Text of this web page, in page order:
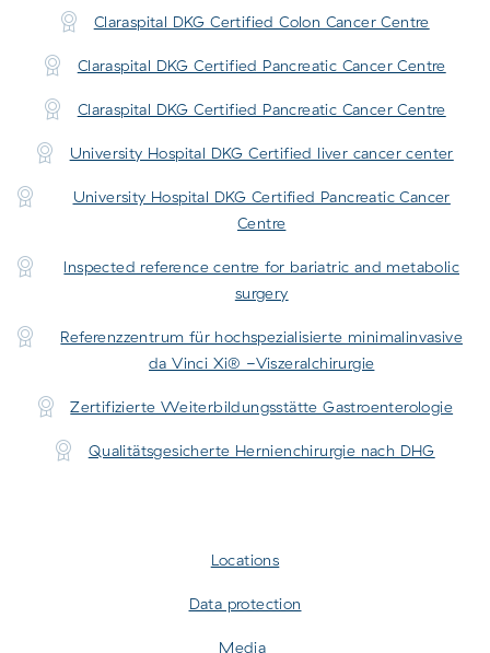
Claraspital DKG Certified Colon Cancer Centre
Claraspital DKG Certified Pancreatic Cancer Centre
Claraspital DKG Certified Pancreatic Cancer Centre
University Hospital DKG Certified liver cancer center
University Hospital DKG Certified Pancreatic Cancer
Centre
Inspected reference centre for bariatric and metabolic
surgery
Referenzzentrum für hochspezialisierte minimalinvasive
da Vinci Xi® -Viszeralchirurgie
Zertifizierte Weiterbildungsstätte Gastroenterologie
Qualitätsgesicherte Hernienchirurgie nach DHG
Locations
Data protection
Media